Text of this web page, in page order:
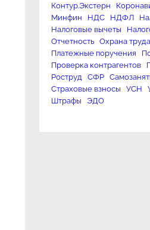
Контур.Экстерн
Минфин
НДС НДФЛ
Налоговые вычеты
Отчетность
Охрана труда
Платежные поручения
Проверка контрагентов
Роструд
СФР
Страховые взносы
УСН
Штрафы
ЭДО